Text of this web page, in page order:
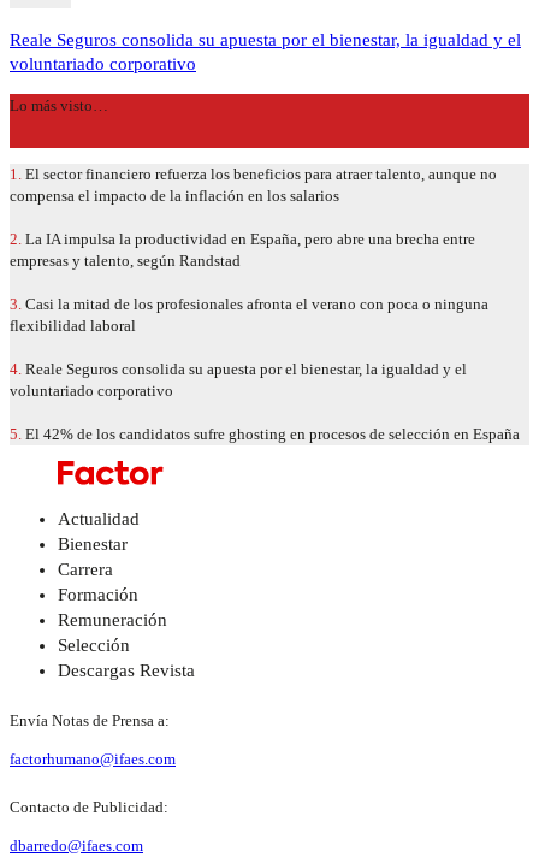
Reale Seguros consolida su apuesta por el bienestar, la igualdad y el
voluntariado corporativo
Lo más visto…
1. El sector financiero refuerza los beneficios para atraer talento, aunque no
compensa el impacto de la inflación en los salarios
2. La IA impulsa la productividad en España, pero abre una brecha entre
empresas y talento, según Randstad
3. Casi la mitad de los profesionales afronta el verano con poca o ninguna
flexibilidad laboral
4. Reale Seguros consolida su apuesta por el bienestar, la igualdad y el
voluntariado corporativo
5. El 42% de los candidatos sufre ghosting en procesos de selección en España
Actualidad
Bienestar
Carrera
Formación
Remuneración
Selección
Descargas Revista
Envía Notas de Prensa a:
factorhumano@ifaes.com
Contacto de Publicidad:
dbarredo@ifaes.com